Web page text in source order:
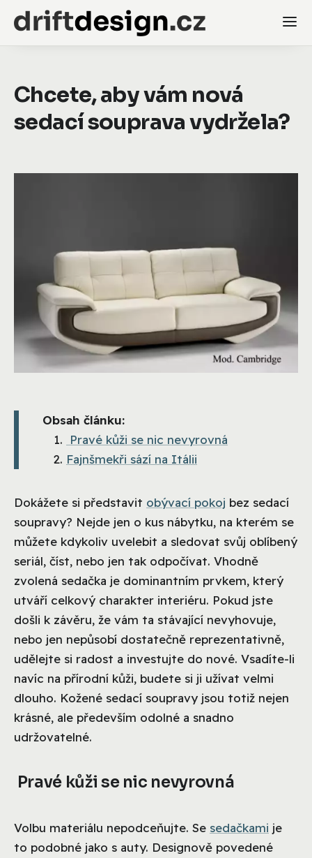
Chcete, aby vám nová
sedací souprava vydržela?
Obsah článku:
Pravé kůži se nic nevyrovná
Fajnšmekři sází na Itálii
Dokážete si představit obývací pokoj bez sedací
soupravy? Nejde jen o kus nábytku, na kterém se
můžete kdykoliv uvelebit a sledovat svůj oblíbený
seriál, číst, nebo jen tak odpočívat. Vhodně
zvolená sedačka je dominantním prvkem, který
utváří celkový charakter interiéru. Pokud jste
došli k závěru, že vám ta stávající nevyhovuje,
nebo jen nepůsobí dostatečně reprezentativně,
udělejte si radost a investujte do nové. Vsadíte-li
navíc na přírodní kůži, budete si ji užívat velmi
dlouho. Kožené sedací soupravy jsou totiž nejen
krásné, ale především odolné a snadno
udržovatelné.
Pravé kůži se nic nevyrovná
Volbu materiálu nepodceňujte. Se sedačkami je
to podobné jako s auty. Designově povedené